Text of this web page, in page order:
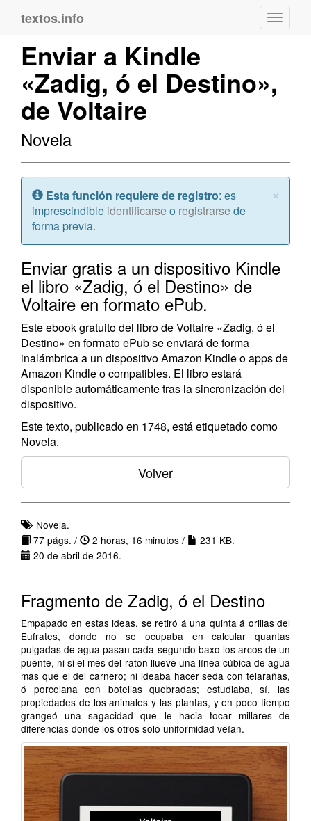
textos.info
Enviar a Kindle
«Zadig, ó el Destino»,
de Voltaire
Novela
×
Atención:
Esta función requiere de registro: es
imprescindible identificarse o registrarse de
forma previa.
Enviar gratis a un dispositivo Kindle
el libro «Zadig, ó el Destino» de
Voltaire en formato ePub.
Este ebook gratuito del libro de Voltaire «Zadig, ó el
Destino» en formato ePub se enviará de forma
inalámbrica a un dispositivo Amazon Kindle o apps de
Amazon Kindle o compatibles. El libro estará
disponible automáticamente tras la sincronización del
dispositivo.
Este texto, publicado en 1748, está etiquetado como
Novela.
Volver
Novela.
77 págs. /
2 horas, 16 minutos /
231 KB.
20 de abril de 2016.
Fragmento de Zadig, ó el Destino
Empapado en estas ideas, se retiró á una quinta á orillas del
Eufrates, donde no se ocupaba en calcular quantas
pulgadas de agua pasan cada segundo baxo los arcos de un
puente, ni si el mes del raton llueve una línea cúbica de agua
mas que el del carnero; ni ideaba hacer seda con telarañas,
ó porcelana con botellas quebradas; estudiaba, sí, las
propiedades de los animales y las plantas, y en poco tiempo
grangeó una sagacidad que le hacia tocar millares de
diferencias donde los otros solo uniformidad veían.